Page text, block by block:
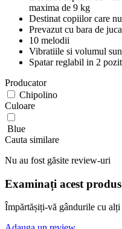
maxima de 9 kg
Destinat copiilor care
Prevazut cu bara de
10 melodii
Vibratiile si volumul
Spatar reglabil in 2
Producator
Chipolino
Culoare
Blue
Cauta similare
Nu au fost găsite review-uri
Examinați acest produs
Împărtășiți-vă gândurile cu